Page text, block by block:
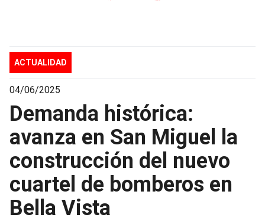
ACTUALIDAD
04/06/2025
Demanda histórica:
avanza en San Miguel la
construcción del nuevo
cuartel de bomberos en
Bella Vista